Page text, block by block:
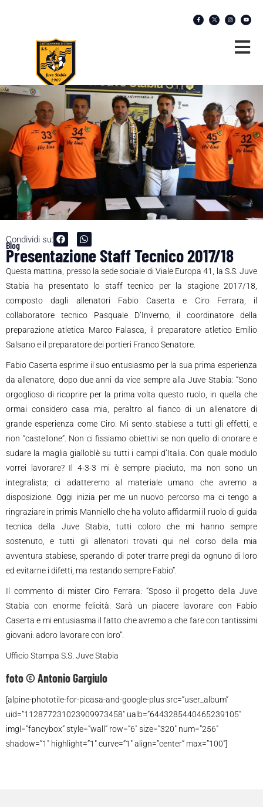
Condividi su:
Blog
Presentazione Staff Tecnico 2017/18
Questa mattina, presso la sede sociale di Viale Europa 41, la S.S. Juve
Stabia ha presentato lo staff tecnico per la stagione 2017/18,
composto dagli allenatori Fabio Caserta e Ciro Ferrara, il
collaboratore tecnico Pasquale D’Inverno, il coordinatore della
preparazione atletica Marco Falasca, il preparatore atletico Emilio
Salsano e il preparatore dei portieri Franco Senatore.
Fabio Caserta esprime il suo entusiasmo per la sua prima esperienza
da allenatore, dopo due anni da vice sempre alla Juve Stabia: “Sono
orgoglioso di ricoprire per la prima volta questo ruolo, in quella che
ormai considero casa mia, peraltro al fianco di un allenatore di
grande esperienza come Ciro. Mi sento stabiese a tutti gli effetti, e
non “castellone”. Non ci fissiamo obiettivi se non quello di onorare e
sudare la maglia gialloblè su tutti i campi d’Italia. Con quale modulo
vorrei lavorare? Il 4-3-3 mi è sempre piaciuto, ma non sono un
integralista; ci adatteremo al materiale umano che avremo a
disposizione. Oggi inizia per me un nuovo percorso ma ci tengo a
ringraziare in primis Manniello che ha voluto affidarmi il ruolo di guida
tecnica della Juve Stabia, tutti coloro che mi hanno sempre
sostenuto, e tutti gli allenatori trovati qui nel corso della mia
avventura stabiese, sperando di poter trarre pregi da ognuno di loro
ed evitarne i difetti, ma restando sempre Fabio”.
Il commento di mister Ciro Ferrara: “Sposo il progetto della Juve
Stabia con enorme felicità. Sarà un piacere lavorare con Fabio
Caserta e mi entusiasma il fatto che avremo a che fare con tantissimi
giovani: adoro lavorare con loro”.
Ufficio Stampa S.S. Juve Stabia
foto © Antonio Gargiulo
[alpine-phototile-for-picasa-and-google-plus src=”user_album”
uid=”112877231023909973458″ ualb=”6443285440465239105″
imgl=”fancybox” style=”wall” row=”6″ size=”320″ num=”256″
shadow=”1″ highlight=”1″ curve=”1″ align=”center” max=”100″]